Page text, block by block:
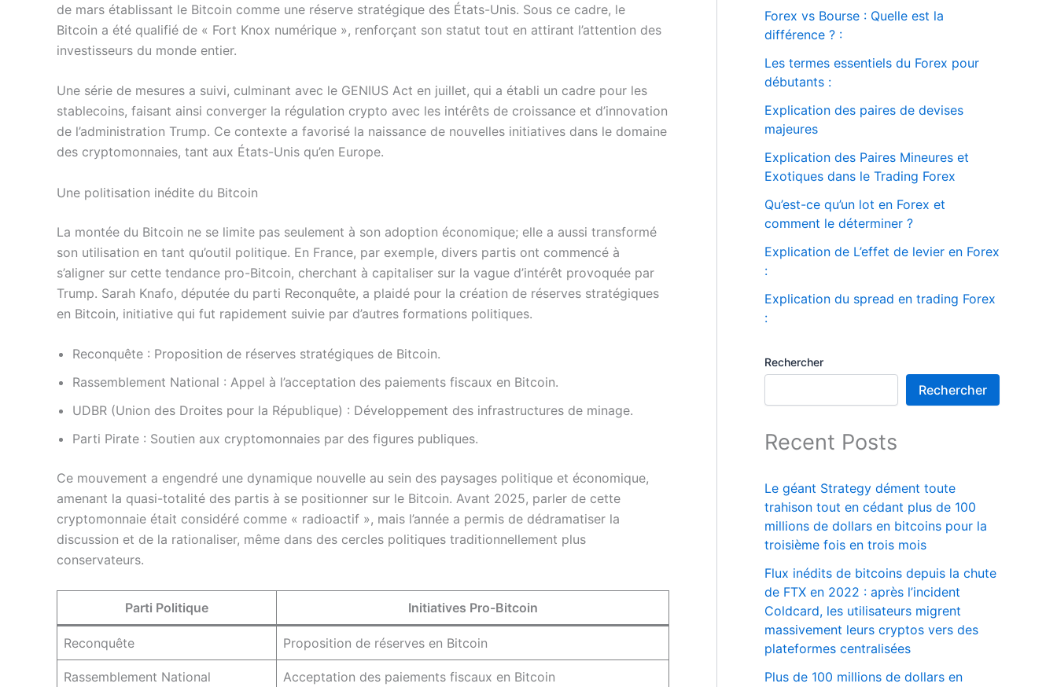
de mars établissant le Bitcoin comme une réserve stratégique des États-Unis. Sous ce cadre, le
Bitcoin a été qualifié de « Fort Knox numérique », renforçant son statut tout en attirant l’attention des
investisseurs du monde entier.
Une série de mesures a suivi, culminant avec le GENIUS Act en juillet, qui a établi un cadre pour les
stablecoins, faisant ainsi converger la régulation crypto avec les intérêts de croissance et d’innovation
de l’administration Trump. Ce contexte a favorisé la naissance de nouvelles initiatives dans le domaine
des cryptomonnaies, tant aux États-Unis qu’en Europe.
Une politisation inédite du Bitcoin
La montée du Bitcoin ne se limite pas seulement à son adoption économique; elle a aussi transformé
son utilisation en tant qu’outil politique. En France, par exemple, divers partis ont commencé à
s’aligner sur cette tendance pro-Bitcoin, cherchant à capitaliser sur la vague d’intérêt provoquée par
Trump. Sarah Knafo, députée du parti Reconquête, a plaidé pour la création de réserves stratégiques
en Bitcoin, initiative qui fut rapidement suivie par d’autres formations politiques.
Reconquête : Proposition de réserves stratégiques de Bitcoin.
Rassemblement National : Appel à l’acceptation des paiements fiscaux en Bitcoin.
UDBR (Union des Droites pour la République) : Développement des infrastructures de minage.
Parti Pirate : Soutien aux cryptomonnaies par des figures publiques.
Ce mouvement a engendré une dynamique nouvelle au sein des paysages politique et économique,
amenant la quasi-totalité des partis à se positionner sur le Bitcoin. Avant 2025, parler de cette
cryptomonnaie était considéré comme « radioactif », mais l’année a permis de dédramatiser la
discussion et de la rationaliser, même dans des cercles politiques traditionnellement plus
conservateurs.
Parti Politique Initiatives Pro-Bitcoin
Reconquête Proposition de réserves en Bitcoin
Rassemblement National Acceptation des paiements fiscaux en Bitcoin
Forex vs Bourse : Quelle est la
différence ? :
Les termes essentiels du Forex pour
débutants :
Explication des paires de devises
majeures
Explication des Paires Mineures et
Exotiques dans le Trading Forex
Qu’est-ce qu’un lot en Forex et
comment le déterminer ?
Explication de L’effet de levier en Forex
:
Explication du spread en trading Forex
:
Rechercher
Rechercher
Recent Posts
Le géant Strategy dément toute
trahison tout en cédant plus de 100
millions de dollars en bitcoins pour la
troisième fois en trois mois
Flux inédits de bitcoins depuis la chute
de FTX en 2022 : après l’incident
Coldcard, les utilisateurs migrent
massivement leurs cryptos vers des
plateformes centralisées
Plus de 100 millions de dollars en